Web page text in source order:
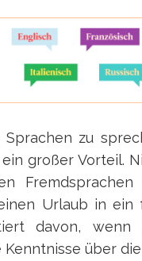
Sprachen zu
großer Vorteil.
Urlaub in ein
davon, wenn
über